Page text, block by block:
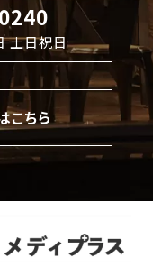
土日祝日
こちら